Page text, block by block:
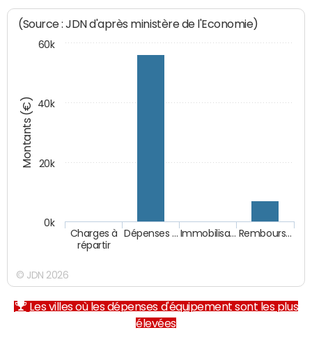
Montants (€)
(Source : JDN d'après ministère de l'Economie)
Charges à
répartir
Dépenses … Immobilisa… Rembours…
0k
20k
40k
60k
© JDN 2026
Les villes où les dépenses d'équipement sont les plus
élevées